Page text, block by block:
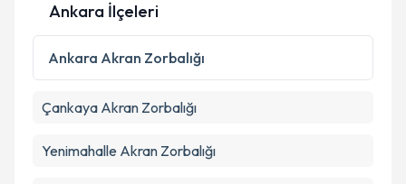
Kişisel verilerimin işlenmesine ilişkinAydınlatma
Metni
'ni okudum ve kişisel verilerimin belirtilen
kapsamda işlenmesini kabul ediyorum.
Ankara İlçeleri
Ankara Akran Zorbalığı
Çankaya Akran Zorbalığı
Yenimahalle Akran Zorbalığı